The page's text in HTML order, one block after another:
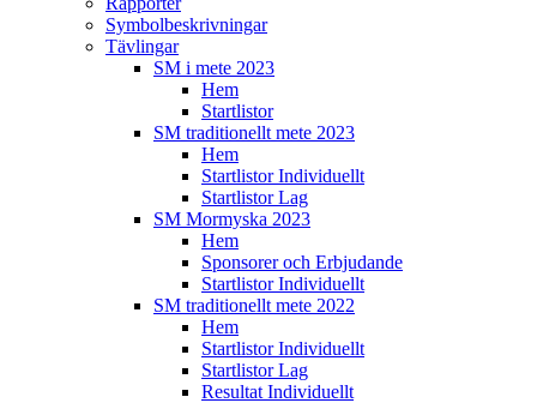
Symbolbeskrivningar
Tävlingar
SM i mete 2023
Hem
Startlistor
SM traditionellt mete 2023
Hem
Startlistor Individuellt
Startlistor Lag
SM Mormyska 2023
Hem
Sponsorer och Erbjudande
Startlistor Individuellt
SM traditionellt mete 2022
Hem
Startlistor Individuellt
Startlistor Lag
Resultat Individuellt